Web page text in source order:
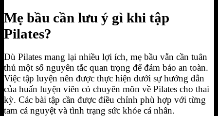
Mẹ bầu cần lưu ý gì khi tập
Pilates?
Dù Pilates mang lại nhiều lợi ích, mẹ bầu vẫn cần tuân
thủ một số nguyên tắc quan trọng để đảm bảo an toàn.
Việc tập luyện nên được thực hiện dưới sự hướng dẫn
của huấn luyện viên có chuyên môn về Pilates cho thai
kỳ. Các bài tập cần được điều chỉnh phù hợp với từng
tam cá nguyệt và tình trạng sức khỏe cá nhân.